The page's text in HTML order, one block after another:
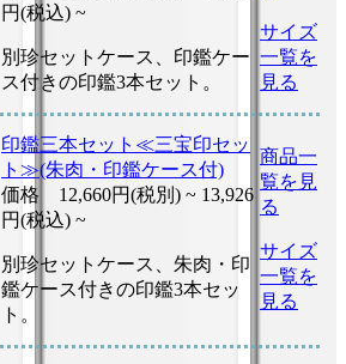
円(税込) ~
別珍セットケース、印鑑ケー
ス付きの印鑑3本セット。
サイズ
一覧を
見る
印鑑三本セット≪三宝印セッ
ト≫(朱肉・印鑑ケース付)
価格 12,660円(税別) ~ 13,926
円(税込) ~
別珍セットケース、朱肉・印
鑑ケース付きの印鑑3本セッ
ト。
商品一
覧を見
る
サイズ
一覧を
見る